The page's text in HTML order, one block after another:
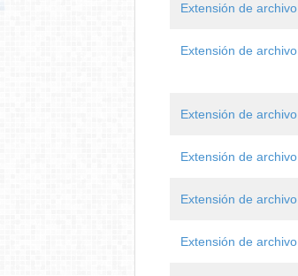
Extensión de archivo
Extensión de archivo
Extensión de archivo
Extensión de archivo
Extensión de archivo
Extensión de archivo